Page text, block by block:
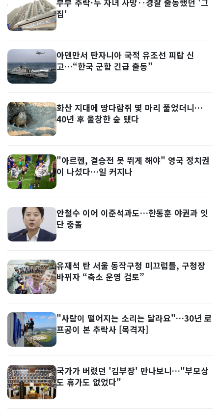
집'
아덴만서 탄자니아 국적 유조선 피랍 신
고…“한국 군함 긴급 출동”
화산 지대에 땅다람쥐 몇 마리 풀었더니…
40년 후 울창한 숲 됐다
"아르헨, 결승전 못 뛰게 해야" 영국 정치권
이 나섰다…일 커지나
안철수 이어 이준석과도…한동훈 야권과 잇
단 충돌
유재석 탄 서울 동작구청 미끄럼틀, 구청장
바뀌자 “축소 운영 검토”
"사람이 떨어지는 소리는 달라요"…30년 로
프공이 본 추락사 [목격자]
국가가 버렸던 '김부장' 만나보니…"부모상
도 휴가도 없었다"